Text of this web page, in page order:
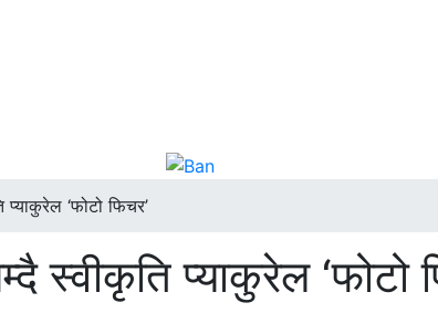
‘फोटो फिचर’
स्वीकृति प्याकुरेल ‘फोटो